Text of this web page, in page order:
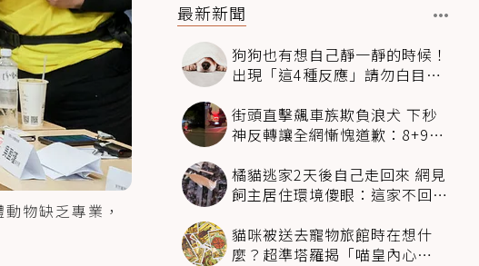
物缺乏專業，
最新新聞
狗狗也有想自己靜一靜的時候！
出現「這4種反應」請勿白目打
街頭直擊飆車族欺負浪犬 下秒
神反轉讓全網慚愧道歉：8+9救
橘貓逃家2天後自己走回來 網見
飼主居住環境傻眼：這家不回也
貓咪被送去寵物旅館時在想什
麼？超準塔羅揭「喵皇內心